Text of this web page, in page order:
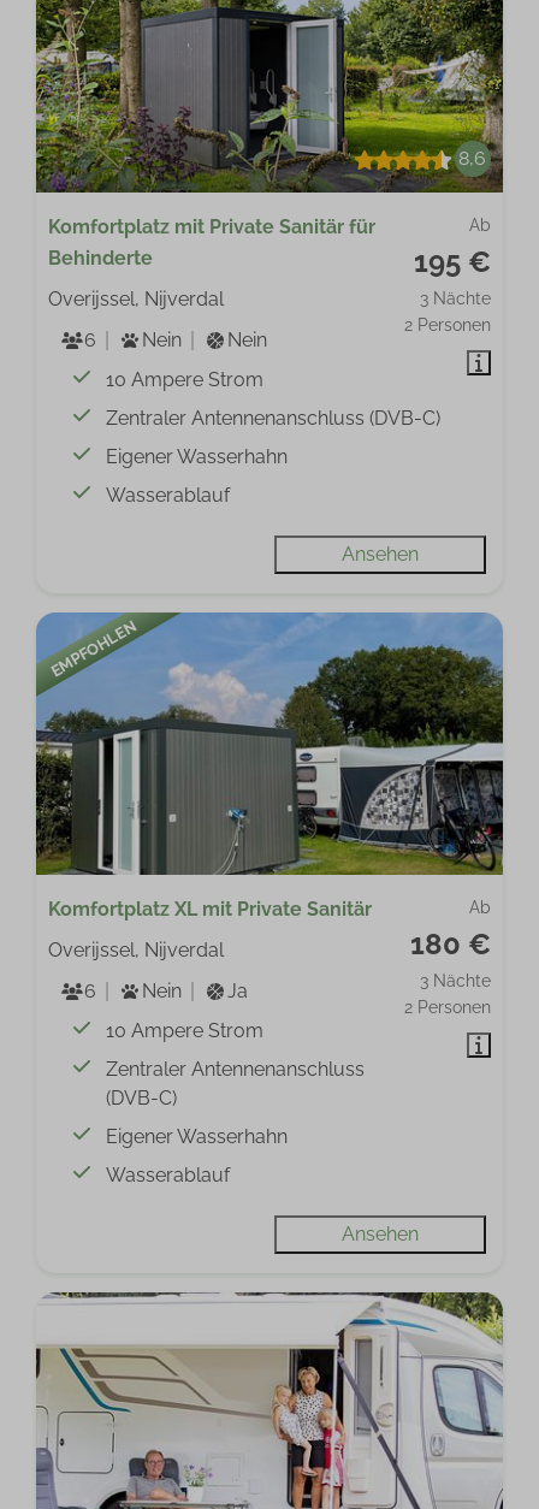
8,6
Ab
195 €
3 Nächte
2 Personen
Komfortplatz mit Private Sanitär für
Behinderte
Overijssel, Nijverdal
6
Nein
Nein
10 Ampere Strom
Zentraler Antennenanschluss (DVB-C)
Eigener Wasserhahn
Wasserablauf
Ansehen
EMPFOHLEN
Ab
180 €
3 Nächte
2 Personen
Komfortplatz XL mit Private Sanitär
Overijssel, Nijverdal
6
Nein
Ja
10 Ampere Strom
Zentraler Antennenanschluss
(DVB-C)
Eigener Wasserhahn
Wasserablauf
Ansehen